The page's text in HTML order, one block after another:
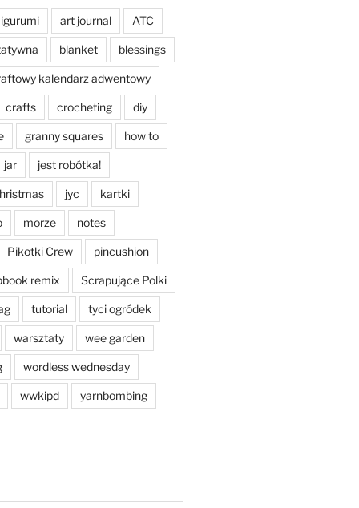
art journal ATC
blanket blessings
kalendarz adwentowy
crafts crocheting diy
granny squares how to
jar jest robótka!
jyc kartki
morze notes
Pikotki Crew pincushion
remix Scrapujące Polki
tutorial tyci ogródek
warsztaty wee garden
wordless wednesday
wwkipd yarnbombing